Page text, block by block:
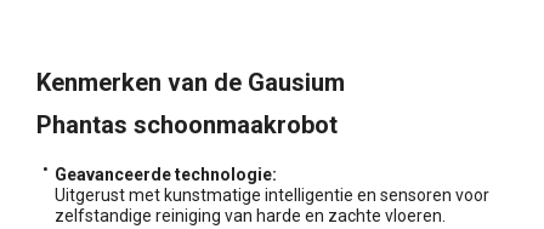
Kenmerken van de Gausium
Phantas schoonmaakrobot
Geavanceerde technologie:
Uitgerust met kunstmatige intelligentie en sensoren voor
zelfstandige reiniging van harde en zachte vloeren.